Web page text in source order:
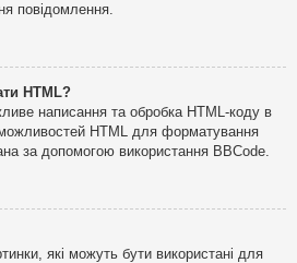
повідомлення.
HTML?
написання та обробка HTML-коду в
HTML для форматування
за допомогою використання BBCode.
які можуть бути використані для